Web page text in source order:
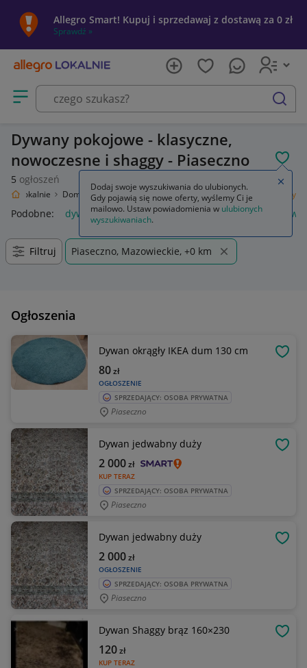
Allegro Smart! Kupuj i sprzedawaj z dostawą za 0 zł
Sprawdź »
Otwórz menu z kategoriami
szukaj
Dywany pokojowe - klasyczne,
nowoczesne i shaggy - Piaseczno
5 ogłoszeń
Lokalnie Dom i Ogród Wyposażenie Dywany i dywaniki Dywany
Podobne: dywan dywany beżowe dywany luszczow
Filtruj Piaseczno, Mazowieckie, +0 km
Ogłoszenia
Dywan okrągły IKEA dum 130 cm
OGŁOSZENIE
80zł
SPRZEDAJĄCY: OSOBA PRYWATNA
Piaseczno
Dywan jedwabny duży
KUP TERAZ
2 000zł
SPRZEDAJĄCY: OSOBA PRYWATNA
Piaseczno
Dywan jedwabny duży
OGŁOSZENIE
2 000zł
SPRZEDAJĄCY: OSOBA PRYWATNA
Piaseczno
Dywan Shaggy brąz 160×230
KUP TERAZ
120zł
Dodaj swoje wyszukiwania do ulubionych.
Gdy pojawią się nowe oferty, wyślemy Ci je
mailowo. Ustaw powiadomienia w ulubionych
wyszukiwaniach.